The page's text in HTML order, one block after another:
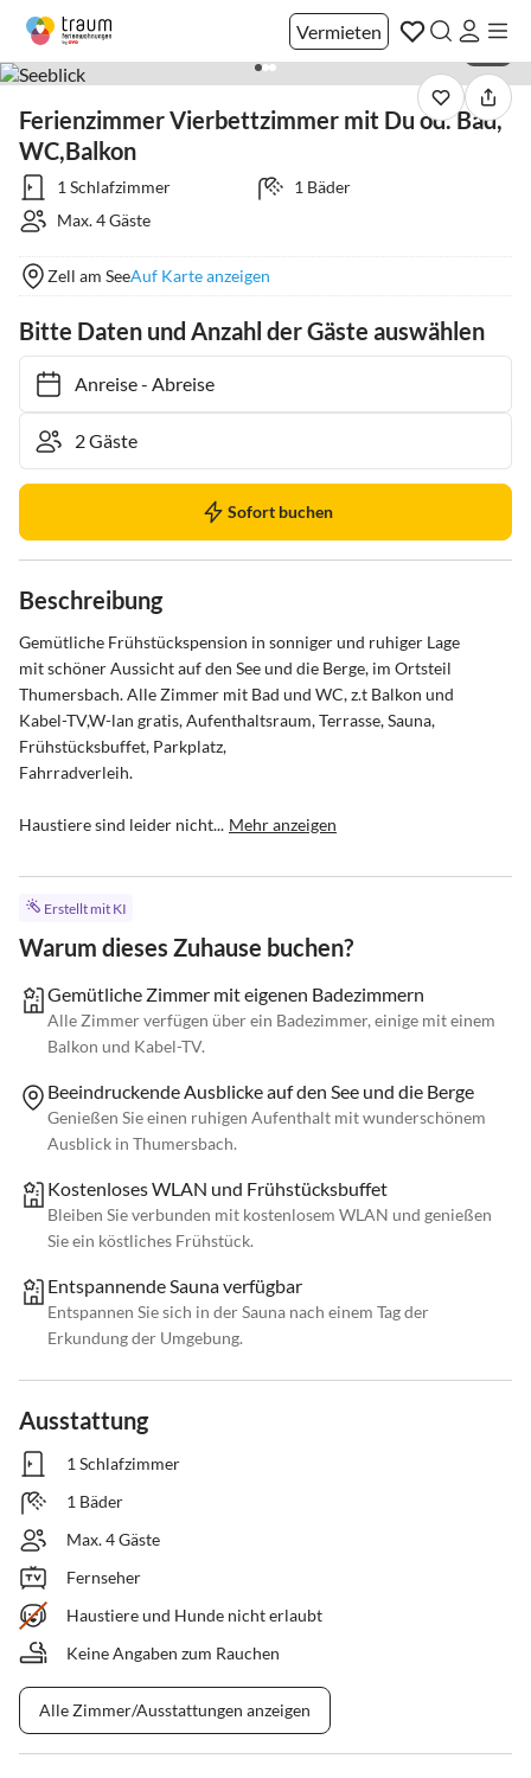
Vermieten
Ferienzimmer Vierbettzimmer mit Du od. Bad,
WC,Balkon
1 Schlafzimmer
1 Bäder
Max. 4 Gäste
Zell am SeeAuf Karte anzeigen
Bitte Daten und Anzahl der Gäste auswählen
Anreise- Abreise
Sofort buchen
Beschreibung
Gemütliche Frühstückspension in sonniger und ruhiger Lage
mit schöner Aussicht auf den See und die Berge, im Ortsteil
Thumersbach. Alle Zimmer mit Bad und WC, z.t Balkon und
Kabel-TV,W-lan gratis, Aufenthaltsraum, Terrasse, Sauna,
Frühstücksbuffet, Parkplatz,
Fahrradverleih.
Haustiere sind leider nicht... Mehr anzeigen
Erstellt mit KI
Warum dieses Zuhause buchen?
Gemütliche Zimmer mit eigenen Badezimmern
Alle Zimmer verfügen über ein Badezimmer, einige mit einem
Balkon und Kabel-TV.
Beeindruckende Ausblicke auf den See und die Berge
Genießen Sie einen ruhigen Aufenthalt mit wunderschönem
Ausblick in Thumersbach.
Kostenloses WLAN und Frühstücksbuffet
Bleiben Sie verbunden mit kostenlosem WLAN und genießen
Sie ein köstliches Frühstück.
Entspannende Sauna verfügbar
Entspannen Sie sich in der Sauna nach einem Tag der
Erkundung der Umgebung.
Ausstattung
1 Schlafzimmer
1 Bäder
Max. 4 Gäste
Fernseher
Haustiere und Hunde nicht erlaubt
Keine Angaben zum Rauchen
Alle Zimmer/Ausstattungen anzeigen